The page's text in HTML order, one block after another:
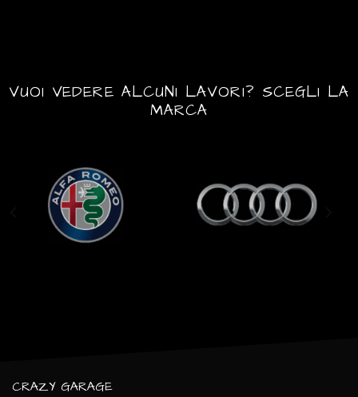
VUOI VEDERE ALCUNI LAVORI? SCEGLI LA
MARCA
CRAZY GARAGE